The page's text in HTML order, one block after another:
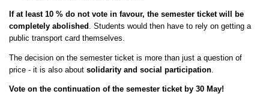
If at least 10 % do not vote in favour, the semester ticket will be
completely abolished . Students would then have to rely on getting a
public transport card themselves.
The decision on the semester ticket is more than just a question of
price - it is also about solidarity and social participation
Vote on the continuation of the semester ticket by 30 May!